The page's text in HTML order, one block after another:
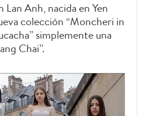
Lan Anh, nacida en Yen
colección “Moncheri in
simplemente una
Chai”.